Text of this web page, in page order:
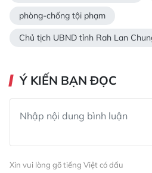
phòng-chống tội phạm
Chủ tịch UBND tỉnh Rah Lan
Ý KIẾN BẠN ĐỌC
Xin vui lòng gõ tiếng Việt có dấu